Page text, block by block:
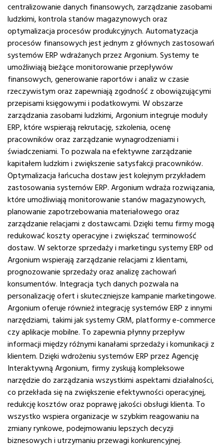
centralizowanie danych finansowych, zarządzanie zasobami
ludzkimi, kontrola stanów magazynowych oraz
optymalizacja procesów produkcyjnych. Automatyzacja
procesów finansowych jest jednym z głównych zastosowań
systemów ERP wdrażanych przez Argonium. Systemy te
umożliwiają bieżące monitorowanie przepływów
finansowych, generowanie raportów i analiz w czasie
rzeczywistym oraz zapewniają zgodność z obowiązującymi
przepisami księgowymi i podatkowymi. W obszarze
zarządzania zasobami ludzkimi, Argonium integruje moduły
ERP, które wspierają rekrutację, szkolenia, ocenę
pracowników oraz zarządzanie wynagrodzeniami i
świadczeniami. To pozwala na efektywne zarządzanie
kapitałem ludzkim i zwiększenie satysfakcji pracowników.
Optymalizacja łańcucha dostaw jest kolejnym przykładem
zastosowania systemów ERP. Argonium wdraża rozwiązania,
które umożliwiają monitorowanie stanów magazynowych,
planowanie zapotrzebowania materiałowego oraz
zarządzanie relacjami z dostawcami. Dzięki temu firmy mogą
redukować koszty operacyjne i zwiększać terminowość
dostaw. W sektorze sprzedaży i marketingu systemy ERP od
Argonium wspierają zarządzanie relacjami z klientami,
prognozowanie sprzedaży oraz analizę zachowań
konsumentów. Integracja tych danych pozwala na
personalizację ofert i skuteczniejsze kampanie marketingowe.
Argonium oferuje również integrację systemów ERP z innymi
narzędziami, takimi jak systemy CRM, platformy e-commerce
czy aplikacje mobilne. To zapewnia płynny przepływ
informacji między różnymi kanałami sprzedaży i komunikacji z
klientem. Dzięki wdrożeniu systemów ERP przez Agencję
Interaktywną Argonium, firmy zyskują kompleksowe
narzędzie do zarządzania wszystkimi aspektami działalności,
co przekłada się na zwiększenie efektywności operacyjnej,
redukcję kosztów oraz poprawę jakości obsługi klienta. To
wszystko wspiera organizacje w szybkim reagowaniu na
zmiany rynkowe, podejmowaniu lepszych decyzji
biznesowych i utrzymaniu przewagi konkurencyjnej.